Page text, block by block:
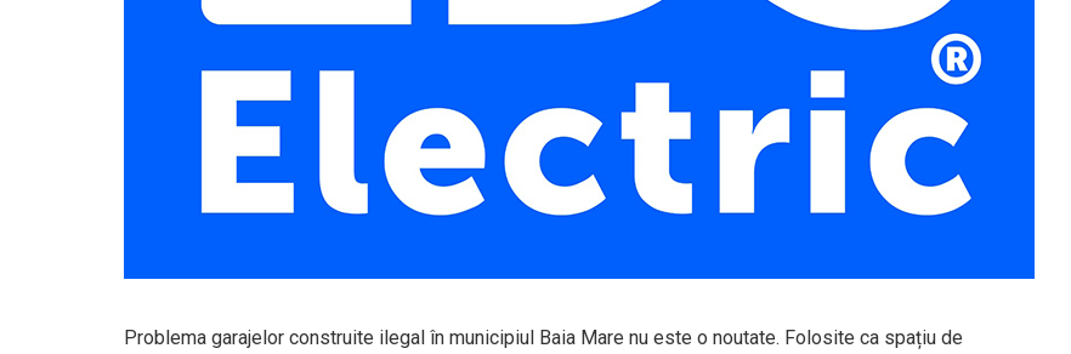
Problema garajelor construite ilegal în municipiul Baia Mare nu este o noutate. Folosite ca spațiu de